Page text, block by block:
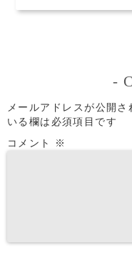
-
メールアドレスが公開さ
いる欄は必須項目です
コメント
※